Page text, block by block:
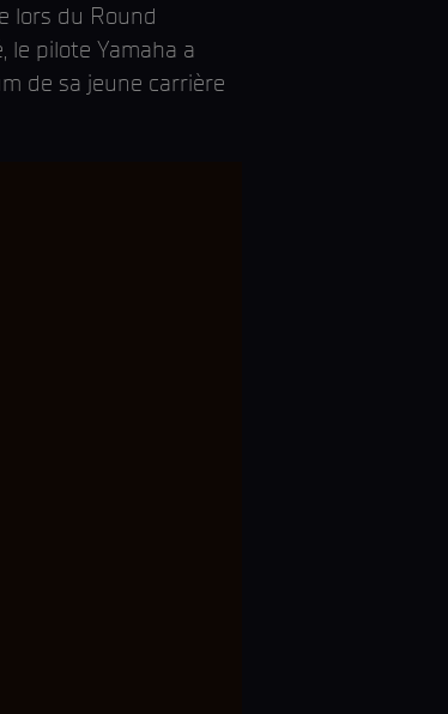
lors du Round
le pilote Yamaha a
de sa jeune carrière